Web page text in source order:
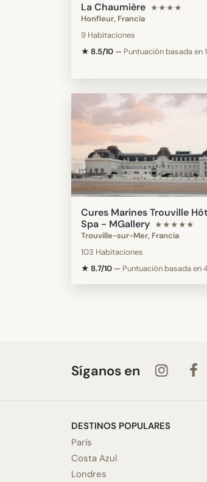
La Chaumière ★★★★
Honfleur, Francia
9 Habitaciones
★ 8.5/10 — Puntuación basada en
Cures Marines Trouville
Spa - MGallery ★★★★★
Trouville-sur-Mer, Francia
103 Habitaciones
★ 8.7/10 — Puntuación basada en
Síganos en
DESTINOS POPULARES
París
Costa Azul
Londres